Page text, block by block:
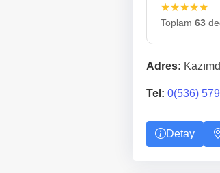
★★★★★
Toplam 63
Adres:
Tel: 0(536)
Detay